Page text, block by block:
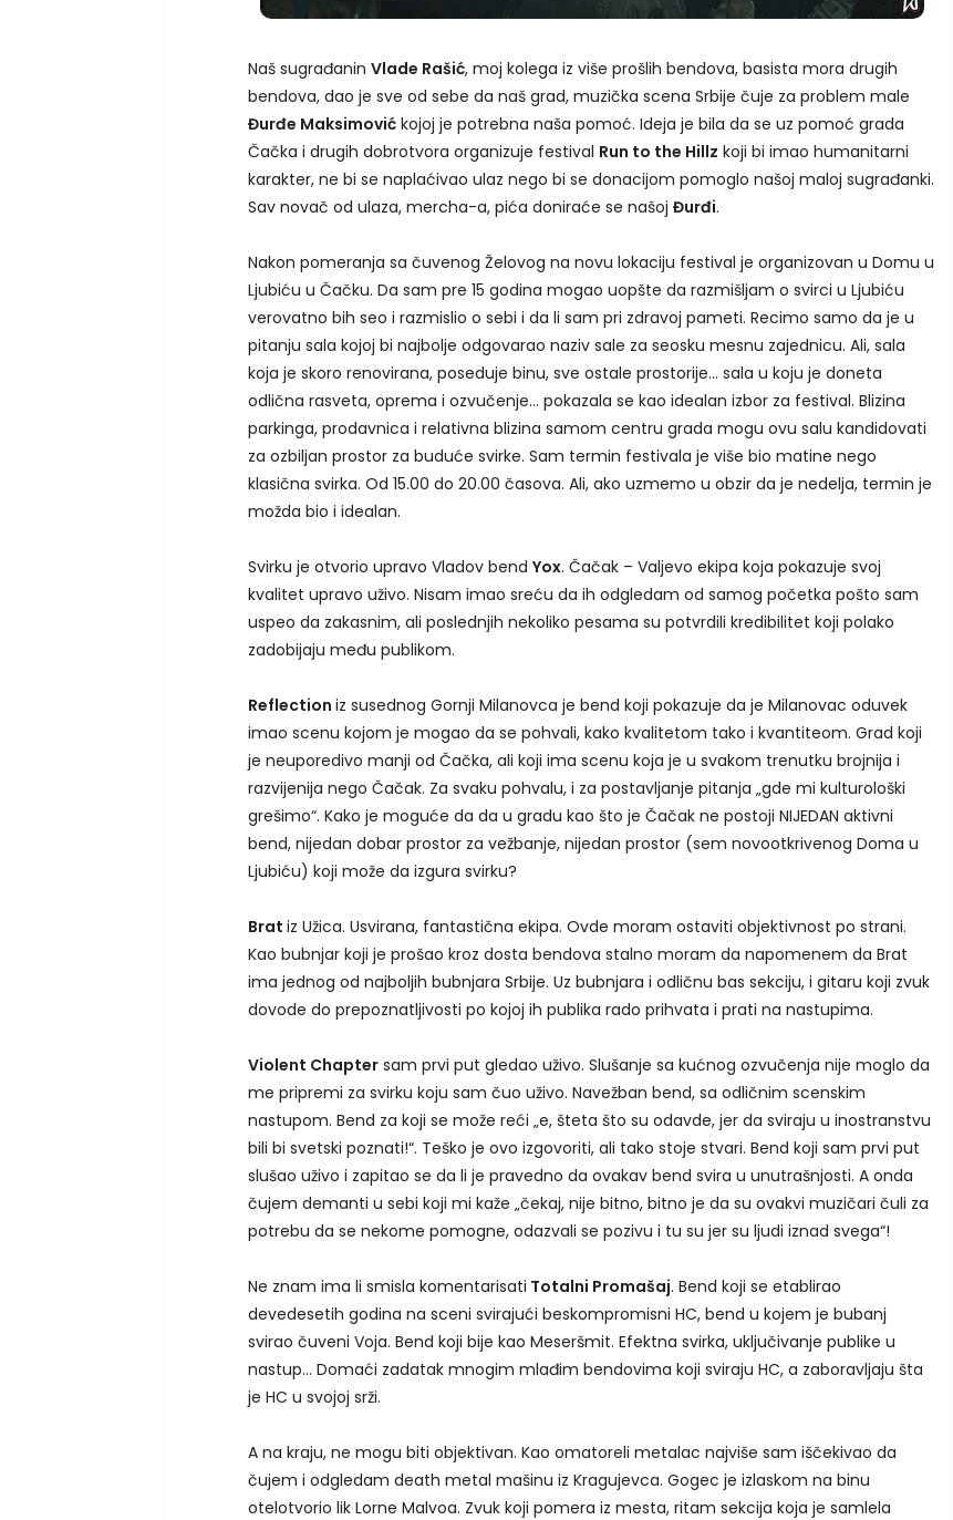
Naš sugrađanin Vlade Rašić, moj kolega iz više prošlih bendova, basista mora drugih
bendova, dao je sve od sebe da naš grad, muzička scena Srbije čuje za problem male
Đurđe Maksimović kojoj je potrebna naša pomoć. Ideja je bila da se uz pomoć grada
Čačka i drugih dobrotvora organizuje festival Run to the Hillz koji bi imao humanitarni
karakter, ne bi se naplaćivao ulaz nego bi se donacijom pomoglo našoj maloj sugrađanki.
Sav novač od ulaza, mercha-a, pića doniraće se našoj Đurđi.
Nakon pomeranja sa čuvenog Želovog na novu lokaciju festival je organizovan u Domu u
Ljubiću u Čačku. Da sam pre 15 godina mogao uopšte da razmišljam o svirci u Ljubiću
verovatno bih seo i razmislio o sebi i da li sam pri zdravoj pameti. Recimo samo da je u
pitanju sala kojoj bi najbolje odgovarao naziv sale za seosku mesnu zajednicu. Ali, sala
koja je skoro renovirana, poseduje binu, sve ostale prostorije... sala u koju je doneta
odlična rasveta, oprema i ozvučenje... pokazala se kao idealan izbor za festival. Blizina
parkinga, prodavnica i relativna blizina samom centru grada mogu ovu salu kandidovati
za ozbiljan prostor za buduće svirke. Sam termin festivala je više bio matine nego
klasična svirka. Od 15.00 do 20.00 časova. Ali, ako uzmemo u obzir da je nedelja, termin je
možda bio i idealan.
Svirku je otvorio upravo Vladov bend Yox. Čačak – Valjevo ekipa koja pokazuje svoj
kvalitet upravo uživo. Nisam imao sreću da ih odgledam od samog početka pošto sam
uspeo da zakasnim, ali poslednjih nekoliko pesama su potvrdili kredibilitet koji polako
zadobijaju među publikom.
Reflection iz susednog Gornji Milanovca je bend koji pokazuje da je Milanovac oduvek
imao scenu kojom je mogao da se pohvali, kako kvalitetom tako i kvantiteom. Grad koji
je neuporedivo manji od Čačka, ali koji ima scenu koja je u svakom trenutku brojnija i
razvijenija nego Čačak. Za svaku pohvalu, i za postavljanje pitanja „gde mi kulturološki
grešimo“. Kako je moguće da da u gradu kao što je Čačak ne postoji NIJEDAN aktivni
bend, nijedan dobar prostor za vežbanje, nijedan prostor (sem novootkrivenog Doma u
Ljubiću) koji može da izgura svirku?
Brat iz Užica. Usvirana, fantastična ekipa. Ovde moram ostaviti objektivnost po strani.
Kao bubnjar koji je prošao kroz dosta bendova stalno moram da napomenem da Brat
ima jednog od najboljih bubnjara Srbije. Uz bubnjara i odličnu bas sekciju, i gitaru koji zvuk
dovode do prepoznatljivosti po kojoj ih publika rado prihvata i prati na nastupima.
Violent Chapter sam prvi put gledao uživo. Slušanje sa kućnog ozvučenja nije moglo da
me pripremi za svirku koju sam čuo uživo. Navežban bend, sa odličnim scenskim
nastupom. Bend za koji se može reći „e, šteta što su odavde, jer da sviraju u inostranstvu
bili bi svetski poznati!“. Teško je ovo izgovoriti, ali tako stoje stvari. Bend koji sam prvi put
slušao uživo i zapitao se da li je pravedno da ovakav bend svira u unutrašnjosti. A onda
čujem demanti u sebi koji mi kaže „čekaj, nije bitno, bitno je da su ovakvi muzičari čuli za
potrebu da se nekome pomogne, odazvali se pozivu i tu su jer su ljudi iznad svega“!
Ne znam ima li smisla komentarisati Totalni Promašaj. Bend koji se etablirao
devedesetih godina na sceni svirajući beskompromisni HC, bend u kojem je bubanj
svirao čuveni Voja. Bend koji bije kao Meseršmit. Efektna svirka, uključivanje publike u
nastup... Domaći zadatak mnogim mlađim bendovima koji sviraju HC, a zaboravljaju šta
je HC u svojoj srži.
A na kraju, ne mogu biti objektivan. Kao omatoreli metalac najviše sam iščekivao da
čujem i odgledam death metal mašinu iz Kragujevca. Gogec je izlaskom na binu
otelotvorio lik Lorne Malvoa. Zvuk koji pomera iz mesta, ritam sekcija koja je samlela